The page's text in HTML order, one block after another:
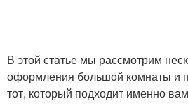
В этой статье мы рассмотрим
оформления большой комнаты и
тот, который подходит именно